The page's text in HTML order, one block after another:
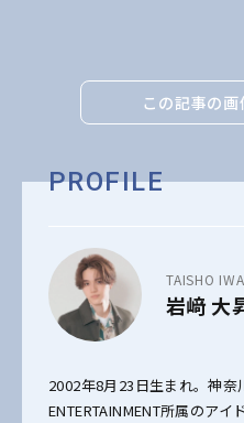
この記事の
PROFILE
TAISHO
岩﨑 大
2002年8月23日生まれ。神奈
ENTERTAINMENT所属のアイ